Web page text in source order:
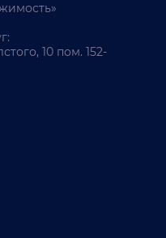
10 пом. 152-